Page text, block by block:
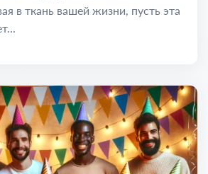
в ткань вашей жизни, пусть эта